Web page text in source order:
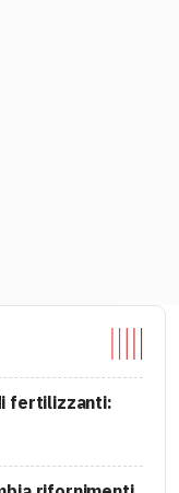
fertilizzanti: